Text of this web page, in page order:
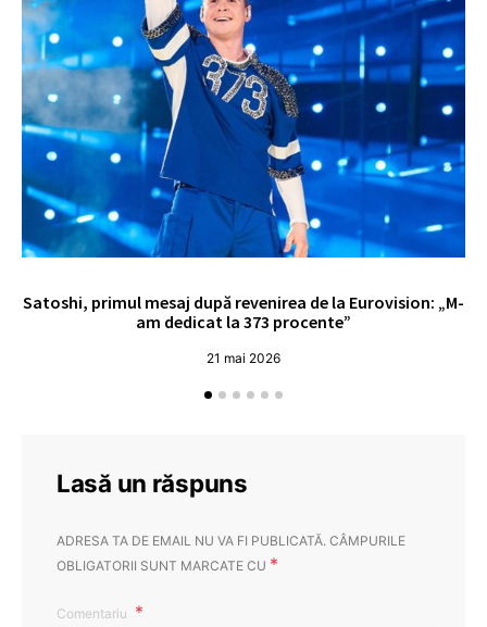
Satoshi, primul mesaj după revenirea de la Eurovision: „M-
am dedicat la 373 procente”
21 mai 2026
Lasă un răspuns
ADRESA TA DE EMAIL NU VA FI PUBLICATĂ. CÂMPURILE
OBLIGATORII SUNT MARCATE CU *
Comentariu